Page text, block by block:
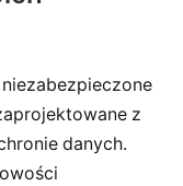
z
danych.